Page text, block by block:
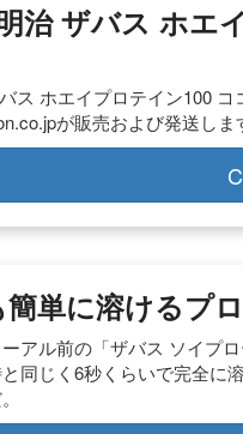
治 ザバス ホエ
ス ホエイプロテイン100
が販売および発送しま
簡単に溶けるプ
アル前の「ザバス ソイプ
同じく6秒くらいで完全に